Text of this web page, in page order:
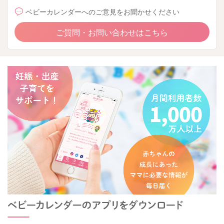
ベビーカレンダーへのご意見をお聞かせください
ご質問・お問い合わせはこちら